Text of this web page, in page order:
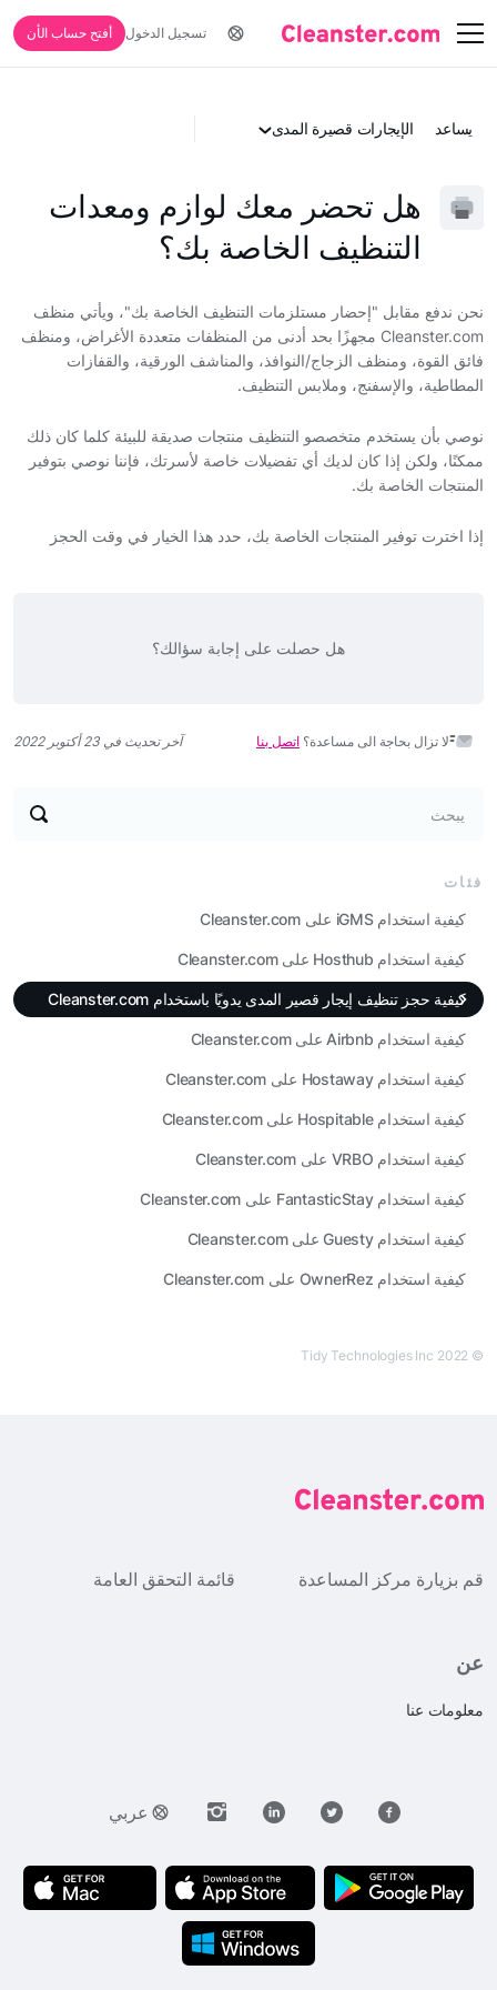
تسجيل الدخول أفتح حساب الأن
يساعد الإيجارات قصيرة المدى
يبحث
فئات
كيفية استخدام iGMS على Cleanster.com
كيفية استخدام Hosthub على Cleanster.com
كيفية حجز تنظيف إيجار قصير المدى يدويًا باستخدام Cleanster.com
كيفية استخدام Airbnb على Cleanster.com
كيفية استخدام Hostaway على Cleanster.com
كيفية استخدام Hospitable على Cleanster.com
كيفية استخدام VRBO على Cleanster.com
كيفية استخدام FantasticStay على Cleanster.com
كيفية استخدام Guesty على Cleanster.com
كيفية استخدام OwnerRez على Cleanster.com
هل تحضر معك لوازم ومعدات
التنظيف الخاصة بك؟
نحن ندفع مقابل "إحضار مستلزمات التنظيف الخاصة بك"، ويأتي منظف
Cleanster.com مجهزًا بحد أدنى من المنظفات متعددة الأغراض، ومنظف
فائق القوة، ومنظف الزجاج/النوافذ، والمناشف الورقية، والقفازات
المطاطية، والإسفنج، وملابس التنظيف.
نوصي بأن يستخدم متخصصو التنظيف منتجات صديقة للبيئة كلما كان ذلك
ممكنًا، ولكن إذا كان لديك أي تفضيلات خاصة لأسرتك، فإننا نوصي بتوفير
المنتجات الخاصة بك.
إذا اخترت توفير المنتجات الخاصة بك، حدد هذا الخيار في وقت الحجز
هل حصلت على إجابة سؤالك؟
لا تزال بحاجة الى مساعدة؟ اتصل بنا آخر تحديث في 23 أكتوبر 2022
© Tidy Technologies Inc 2022
قم بزيارة مركز المساعدة قائمة التحقق العامة
عن
معلومات عنا
عربي